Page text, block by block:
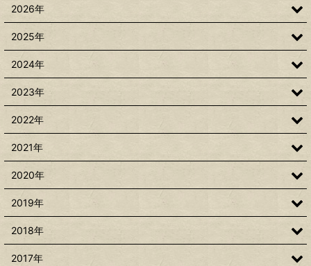
2026年
2025年
2024年
2023年
2022年
2021年
2020年
2019年
2018年
2017年